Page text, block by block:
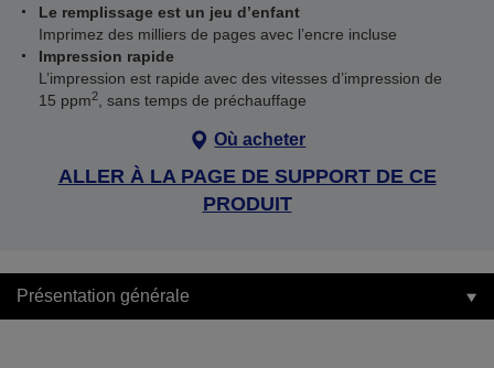
Le remplissage est un jeu d’enfant
Imprimez des milliers de pages avec l’encre incluse
Impression rapide
L’impression est rapide avec des vitesses d’impression de
15 ppm2 , sans temps de préchauffage
Où acheter
ALLER À LA PAGE DE SUPPORT DE CE
PRODUIT
Présentation générale